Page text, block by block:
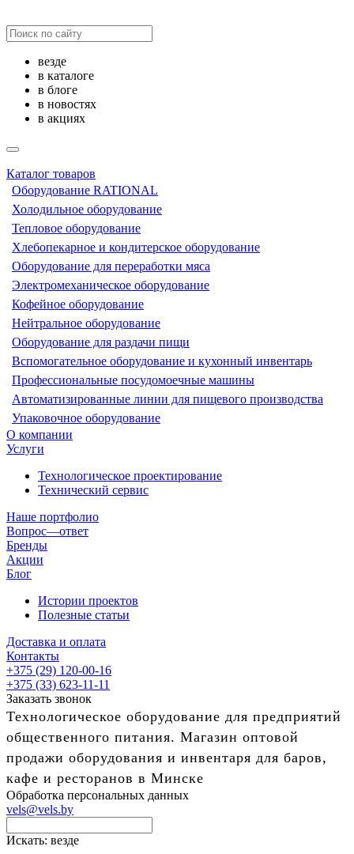
везде
в каталоге
в блоге
в новостях
в акциях
Каталог товаров
Оборудование RATIONAL
Холодильное оборудование
Тепловое оборудование
Хлебопекарное и кондитерское оборудование
Оборудование для переработки мяса
Электромеханическое оборудование
Кофейное оборудование
Нейтральное оборудование
Оборудование для раздачи пищи
Вспомогательное оборудование и кухонный инвентарь
Профессиональные посудомоечные машины
Автоматизированные линии для пищевого производства
Упаковочное оборудование
О компании
Услуги
Технологическое проектирование
Технический сервис
Наше портфолио
Вопрос—ответ
Бренды
Акции
Блог
Истории проектов
Полезные статьи
Доставка и оплата
Контакты
+375 (29) 120-00-16
+375 (33) 623-11-11
Заказать звонок
Технологическое оборудование для предприятий
общественного питания. Магазин оптовой
продажи оборудования и инвентаря для баров,
кафе и ресторанов в Минске
Обработка персональных данных
vels@vels.by
Искать: везде